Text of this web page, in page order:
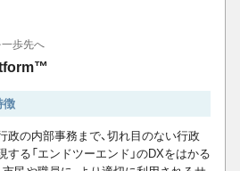
歩先へ
徴
政の内部事務まで、切れ目のない行政
する「エンドツーエンド」のDXをはかる